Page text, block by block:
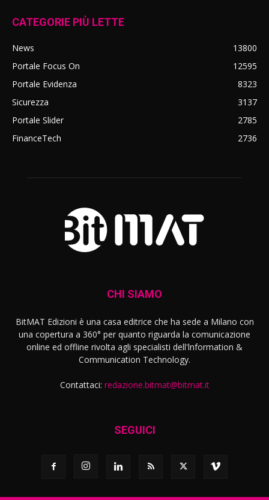
CATEGORIE PIÙ LETTE
News
13800
Portale Focus On
12595
Portale Evidenza
8323
Sicurezza
3137
Portale Slider
2785
FinanceTech
2736
CHI SIAMO
BitMAT Edizioni è una casa editrice che ha sede a Milano con
una copertura a 360° per quanto riguarda la comunicazione
online ed offline rivolta agli specialisti dell'lnformation &
Communication Technology.
Contattaci: redazione.bitmat@bitmat.it
SEGUICI